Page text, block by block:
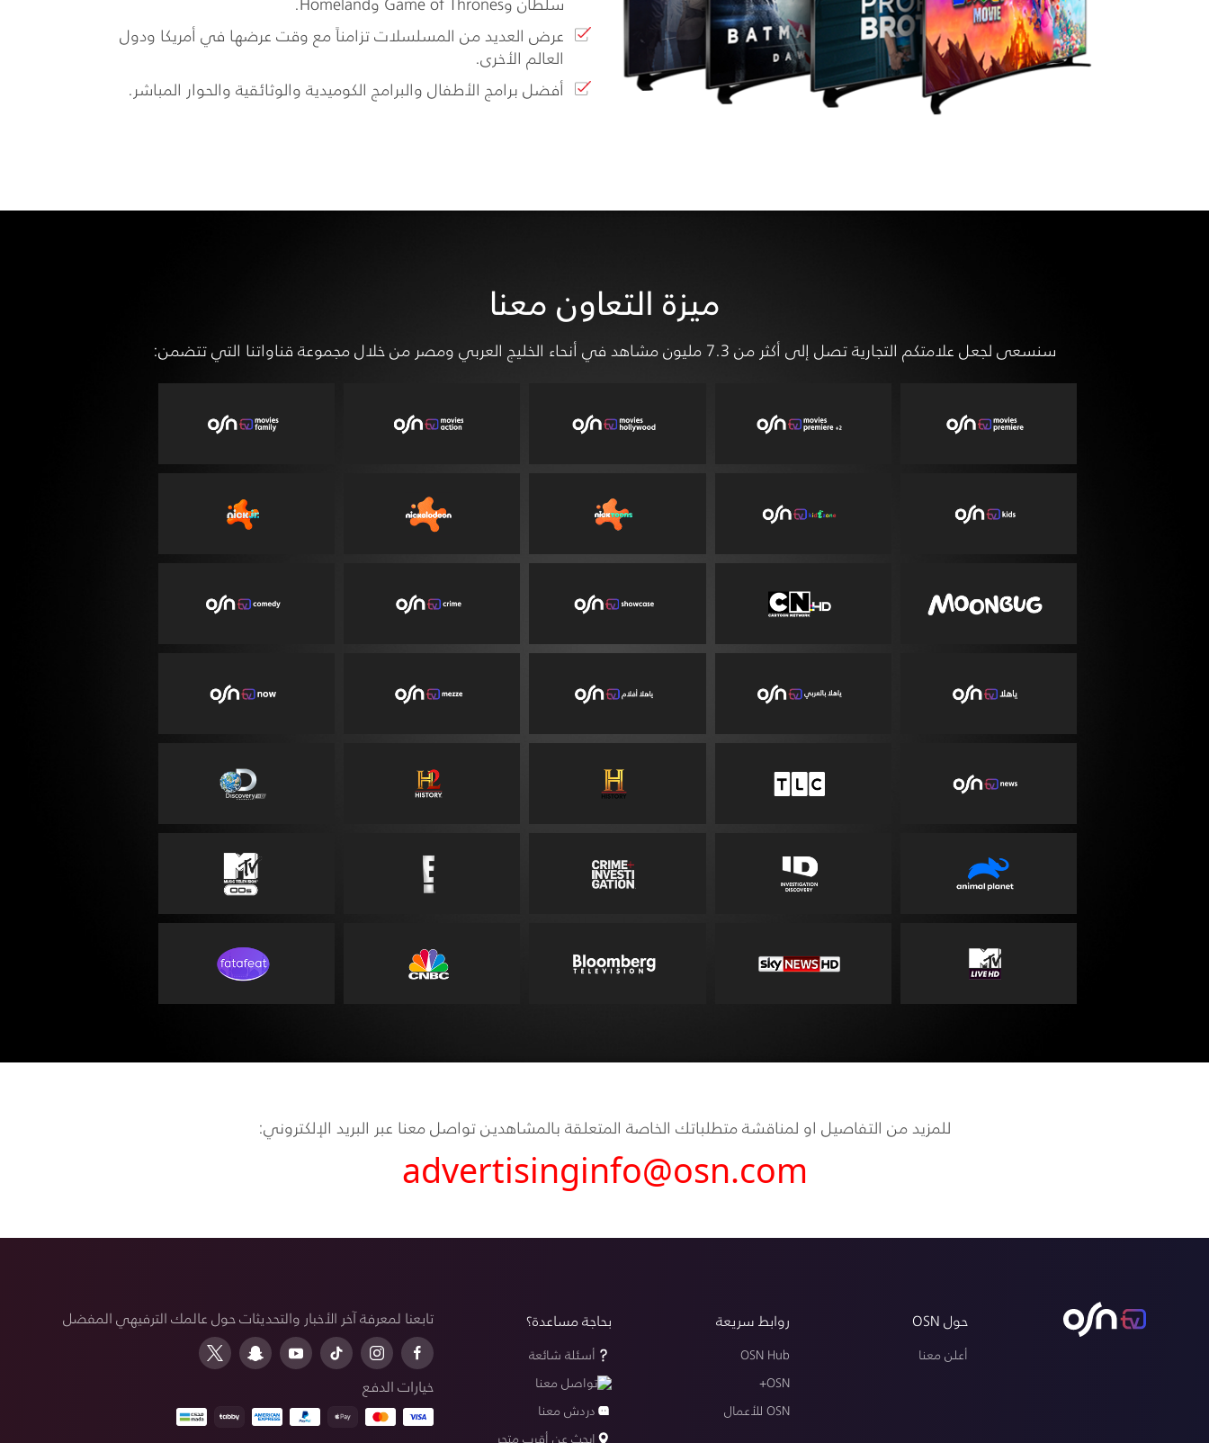
عرض العديد من المسلسلات تزامناً مع وقت عرضها في أمريكا ودول
العالم الأخرى.
أفضل برامج الأطفال والبرامج الكوميدية والوثائقية والحوار المباشر.
ميزة التعاون معنا
سنسعى لجعل علامتكم التجارية تصل إلى أكثر من 7.3 مليون مشاهد في أنحاء الخليج العربي ومصر من خلال مجموعة قناواتنا التي تتضمن:
للمزيد من التفاصيل او لمناقشة متطلباتك الخاصة المتعلقة بالمشاهدين تواصل معنا عبر البريد الإلكتروني:
advertisinginfo@osn.com
حول OSN
أعلن معنا
روابط سريعة
OSN Hub
OSN+
OSN للأعمال
تابعنا لمعرفة آخر الأخبار والتحديثات حول عالمك الترفيهي المفضل
خيارات الدفع
بحاجة مساعدة؟
أسئلة شائعة
تواصل معنا
دردش معنا